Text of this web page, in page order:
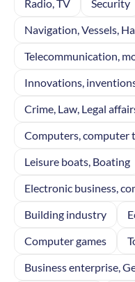
Radio, TV
Security
Navigation, Vessels,
Telecommunication,
Innovations,
Crime, Law, Legal
Computers, computer
Leisure boats, Boating
Electronic business,
Building industry
Computer games
Business enterprise,